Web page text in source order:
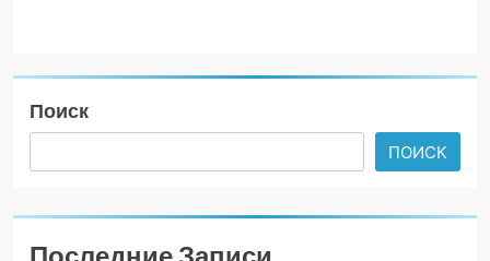
Поиск
ПОИСК
Последние Записи